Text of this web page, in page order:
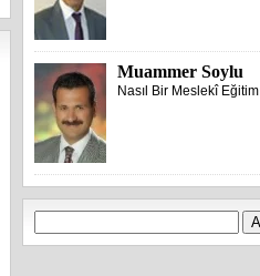
Muammer Soylu
Nasıl Bir Meslekî Eğitim
Arama: